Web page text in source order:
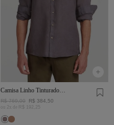
Camisa Linho Tinturado
R$ 769,00 R$ 384,50
ou 2 x de R$ 192 25